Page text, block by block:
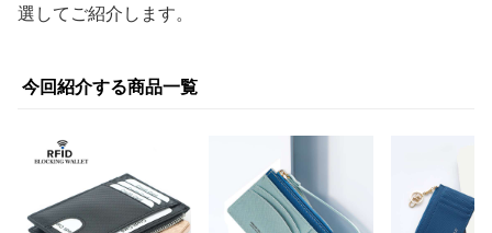
選してご紹介します。
今回紹介する商品一覧